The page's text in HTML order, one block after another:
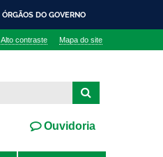
ÓRGÃOS DO GOVERNO
Alto contraste Mapa do site
Ouvidoria